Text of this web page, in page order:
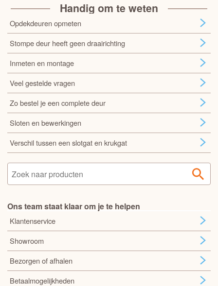
Handig om te weten
Opdekdeuren opmeten
Stompe deur heeft geen draairichting
Inmeten en montage
Veel gestelde vragen
Zo bestel je een complete deur
Sloten en bewerkingen
Verschil tussen een slotgat en krukgat
Ons team staat klaar om je te helpen
Klantenservice
Showroom
Bezorgen of afhalen
Betaalmogelijkheden